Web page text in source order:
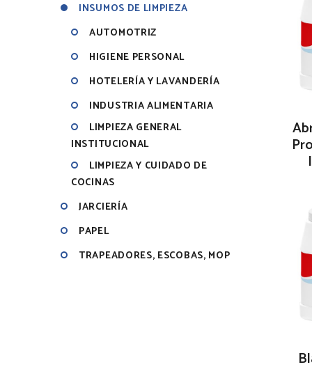
INSUMOS DE LIMPIEZA
AUTOMOTRIZ
HIGIENE PERSONAL
HOTELERÍA Y LAVANDERÍA
INDUSTRIA ALIMENTARIA
LIMPIEZA GENERAL
INSTITUCIONAL
LIMPIEZA Y CUIDADO DE
COCINAS
JARCIERÍA
PAPEL
TRAPEADORES, ESCOBAS, MOP